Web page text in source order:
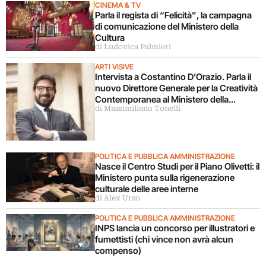
CINEMA & TV
Parla il regista di “Felicità”, la campagna
di comunicazione del Ministero della
Cultura
di Ludovica Palmieri
ARTI VISIVE
Intervista a Costantino D’Orazio. Parla il
nuovo Direttore Generale per la Creatività
Contemporanea al Ministero della
Cultura
di Massimiliano Tonelli
POLITICA E PUBBLICA AMMINISTRAZIONE
Nasce il Centro Studi per il Piano Olivetti: il
Ministero punta sulla rigenerazione
culturale delle aree interne
di Alex Urso
POLITICA E PUBBLICA AMMINISTRAZIONE
INPS lancia un concorso per illustratori e
fumettisti (chi vince non avrà alcun
compenso)